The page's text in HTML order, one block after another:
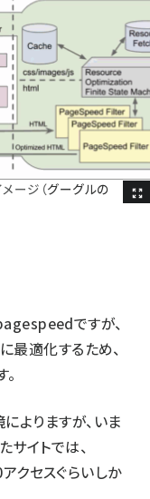
ージ（グーグルの
ですが、
最適化するため、
よりますが、いま
イトでは、
セスぐらいしか